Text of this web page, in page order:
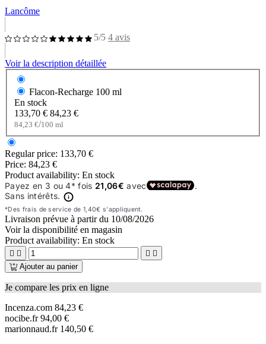
Lancôme
5/5 4 avis
Voir la description détaillée
Flacon-Recharge 100 ml
En stock
133,70 € 84,23 €
84,23 €/100 ml
Regular price: 133,70 €
Price: 84,23 €
Product availability: En stock
Livraison prévue à partir du 10/08/2026
Voir la disponibilité en magasin
Product availability: En stock
   
Ajouter au panier
Je compare les prix en ligne
Incenza.com 84,23 €
nocibe.fr 94,00 €
marionnaud.fr 140,50 €